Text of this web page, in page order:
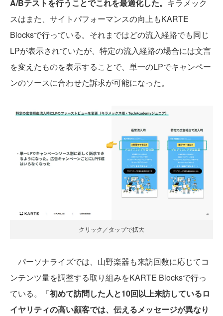
A/Bテストを行うことでこれを最適化した。 キラメック
スはまた、サイトパフォーマンスの向上もKARTE
Blocksで行っている。それまではどの流入経路でも同じ
LPが表示されていたが、特定の流入経路の場合には文言
を変えたものを表示することで、単一のLPでキャンペー
ンのソースに合わせた訴求が可能になった。
クリック／タップで拡大
パーソナライズでは、山野楽器も来訪回数に応じてコ
ンテンツ量を調整する取り組みをKARTE Blocksで行っ
ている。「初めて訪問した人と10回以上来訪しているロ
イヤリティの高い顧客では、伝えるメッセージが異なり